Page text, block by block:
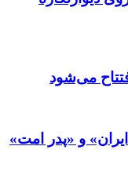
می‌شود
و «پدر امت»